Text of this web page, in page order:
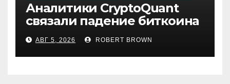
Аналитики CryptoQuant
связали падение биткоина
с обвалом капитализации
USDT
АВГ 5, 2026 ROBERT BROWN